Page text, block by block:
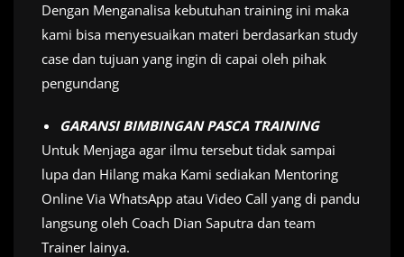
Dengan Menganalisa kebutuhan training ini maka
kami bisa menyesuaikan materi berdasarkan study
case dan tujuan yang ingin di capai oleh pihak
pengundang
GARANSI BIMBINGAN PASCA TRAINING
Untuk Menjaga agar ilmu tersebut tidak sampai
lupa dan Hilang maka Kami sediakan Mentoring
Online Via WhatsApp atau Video Call yang di pandu
langsung oleh Coach Dian Saputra dan team
Trainer lainya.